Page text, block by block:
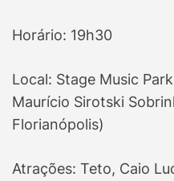
Horário: 19h30
Local: Stage Music
Maurício Sirotski
Florianópolis)
Atrações: Teto, Caio